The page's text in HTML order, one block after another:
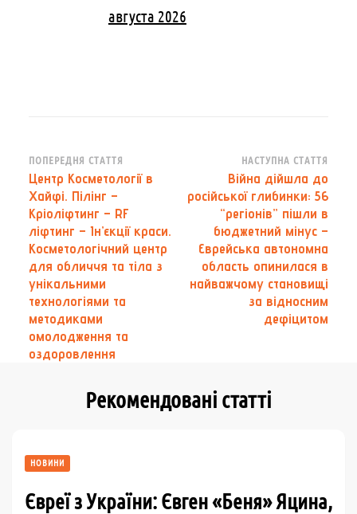
августа 2026
Навігація
по
запису
ПОПЕРЕДНЯ СТАТТЯ
Центр Косметології в
Хайфі. Пілінг –
Кріоліфтинг – RF
ліфтинг – Ін’єкції краси.
Косметологічний центр
для обличчя та тіла з
унікальними
технологіями та
методиками
омолодження та
оздоровлення
НАСТУПНА СТАТТЯ
Війна дійшла до
російської глибинки: 56
“регіонів” пішли в
бюджетний мінус –
Єврейська автономна
область опинилася в
найважчому становищі
за відносним
дефіцитом
Рекомендовані статті
НОВИНИ
Євреї з України: Євген «Беня» Яцина,